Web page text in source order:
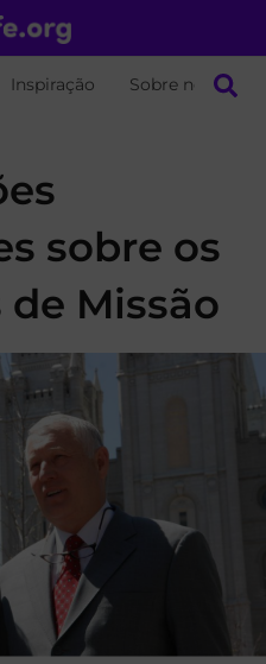
Inspiração Sobre nós
sobre os
Missão